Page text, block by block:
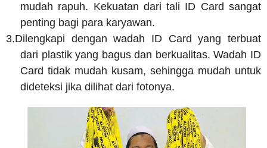
mudah rapuh. Kekuatan dari tali ID Card sangat
penting bagi para karyawan.
3.Dilengkapi dengan wadah ID Card yang terbuat
dari plastik yang bagus dan berkualitas. Wadah ID
Card tidak mudah kusam, sehingga mudah untuk
dideteksi jika dilihat dari fotonya.